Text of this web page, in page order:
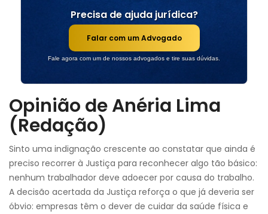
Precisa de ajuda jurídica?
Falar com um Advogado
Fale agora com um de nossos advogados e tire suas dúvidas.
Opinião de Anéria Lima
(Redação)
Sinto uma indignação crescente ao constatar que ainda é
preciso recorrer à Justiça para reconhecer algo tão básico:
nenhum trabalhador deve adoecer por causa do trabalho.
A decisão acertada da Justiça reforça o que já deveria ser
óbvio: empresas têm o dever de cuidar da saúde física e